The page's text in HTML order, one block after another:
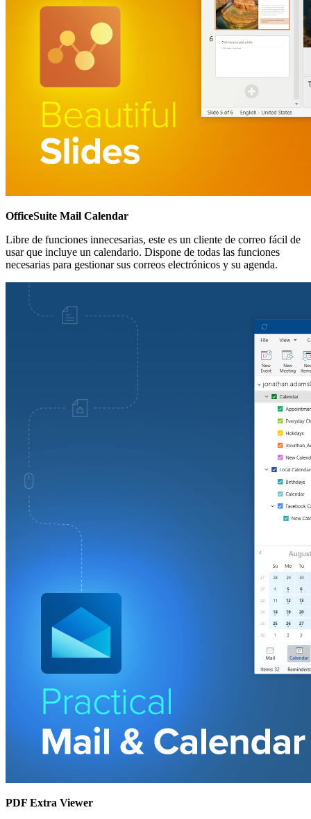
OfficeSuite Mail Calendar
Libre de funciones innecesarias, este es un cliente de correo fácil de
usar que incluye un calendario. Dispone de todas las funciones
necesarias para gestionar sus correos electrónicos y su agenda.
PDF Extra Viewer